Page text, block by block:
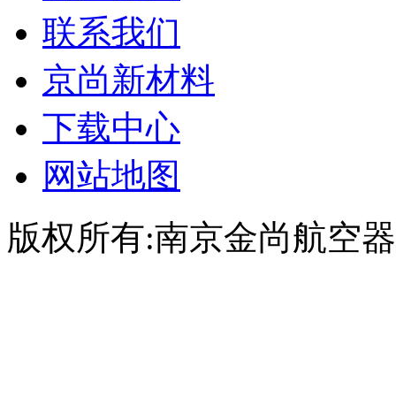
联系我们
京尚新材料
下载中心
网站地图
版权所有:南京金尚航空